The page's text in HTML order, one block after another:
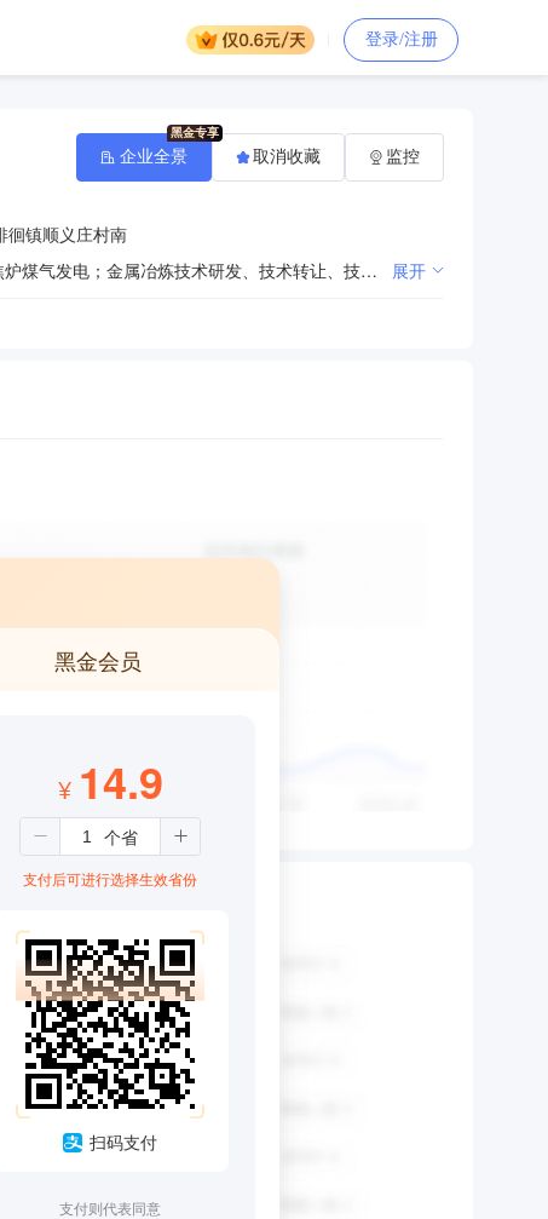
登录/注册
徊镇顺义庄村南
生铁冶炼 铸造生铁 水管及农机零配件；钢材、焦炭生产销售；水渣、建材、木材、金属制品销售。焦炉煤气发电；金属冶炼技术研发、技术转让、技术服务；铁路货物运输（不含危化品运输）；物流服务；热力供应服务；货物进出口业务。（依法须经批准的项目，经相关部门批准后方可开展经营活动）*** 展开
企业全景 取消收藏 监控
黑金会员
¥ 14.9
支付后可进行选择生效省份
扫码支付
支付则代表同意